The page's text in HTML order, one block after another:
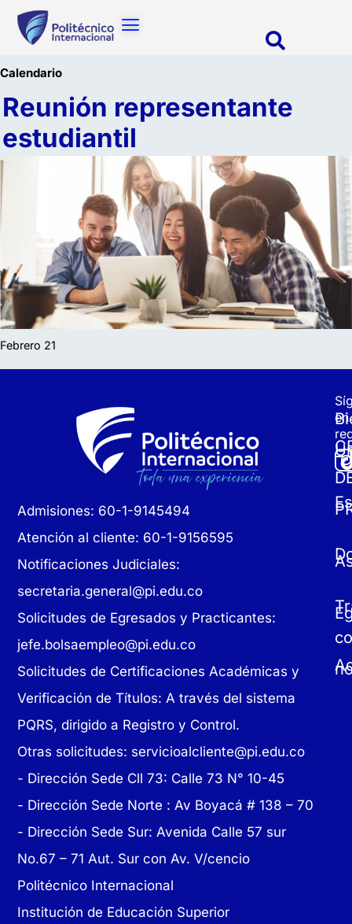
Calendario
reunión representante
estudiantil
Febrero 21
Admisiones: 60-1-9145494
Atención al cliente: 60-1-9156595
Notificaciones Judiciales:
secretaria.general@pi.edu.co
Solicitudes de Egresados y Practicantes:
jefe.bolsaempleo@pi.edu.co
Solicitudes de Certificaciones Académicas y
Verificación de Títulos: A través del sistema
PQRS, dirigido a Registro y Control.
Otras solicitudes: servicioalcliente@pi.edu.co
- Dirección Sede Cll 73: Calle 73 N° 10-45
- Dirección Sede Norte : Av Boyacá # 138 – 70
- Dirección Sede Sur: Avenida Calle 57 sur
No.67 – 71 Aut. Sur con Av. V/cencio
Politécnico Internacional
Institución de Educación Superior
en